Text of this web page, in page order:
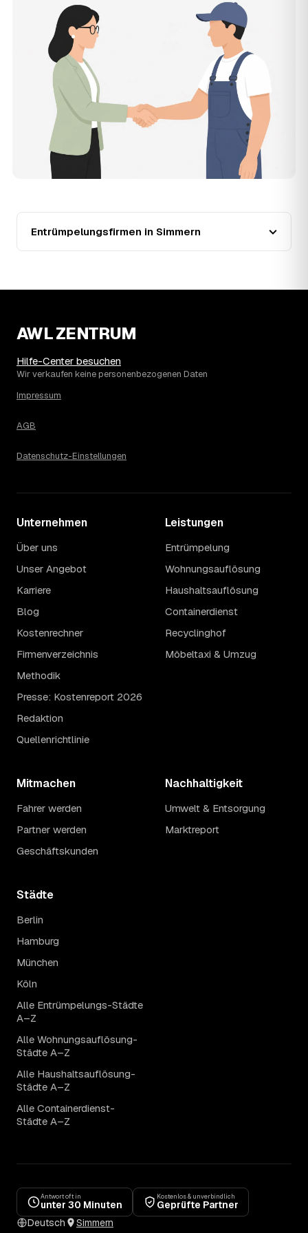
Entrümpler aus Simmern zum Vergleichen. Bezahlt wird nur
der Entrümpler, den Sie selbst auswählen.
Was kostet die Entrümpelung einer normalen
Wohnung in Simmern?
Für eine durchschnittliche Wohnung mit rund 65 m² liegen
die Kosten in Simmern bei etwa 1.840 €, das entspricht im
Schnitt rund 34,6 € je Quadratmeter. Zugänglichkeit
(Etage, Aufzug), Menge und Sperrmüllanteil verschieben
den Preis nach oben oder unten — den genauen
Festpreis nennt Ihnen der Entrümpler nach kurzer
Beschreibung.
Werden Entrümpelungen in Simmern in Zukunft
Seit 2021 verlief die Preisentwicklung in Simmern fallend
(−31 %), mit dem bisherigen Höchststand im Jahr 2023.
Eine Prognose lässt sich daraus nicht ableiten, aber die
Daten zeigen: Wer frühzeitig anfragt, sichert sich das
Die Spanne ergibt sich vor allem aus Menge und
eher am unteren Ende, eine voll möblierte Wohnung mit
Etage ohne Aufzug oder viel Sperrmüll eher am oberen.
Sondermüllanteil verschieben den Endpreis. Den genauen
kostenlosen Einschätzung.
Entrümpelungsfirmen in Simmern
AWL ZENTRUM
Hilfe-Center besuchen
Wir verkaufen keine personenbezogenen Daten
Impressum
AGB
Datenschutz-Einstellungen
Unternehmen
Über uns
Unser Angebot
Karriere
Blog
Kostenrechner
Firmenverzeichnis
Methodik
Presse: Kostenreport 2026
Redaktion
Quellenrichtlinie
Leistungen
Entrümpelung
Wohnungsauflösung
Haushaltsauflösung
Containerdienst
Recyclinghof
Möbeltaxi & Umzug
Mitmachen
Fahrer werden
Partner werden
Geschäftskunden
Nachhaltigkeit
Umwelt & Entsorgung
Marktreport
Städte
Berlin
Hamburg
München
Köln
Alle Entrümpelungs-Städte
A–Z
Alle Wohnungsauflösung-
Städte A–Z
Alle Haushaltsauflösung-
Städte A–Z
Alle Containerdienst-
Städte A–Z
Antwort oft in
unter 30 Minuten
Kostenlos & unverbindlich
Geprüfte Partner
Deutsch
Simmern